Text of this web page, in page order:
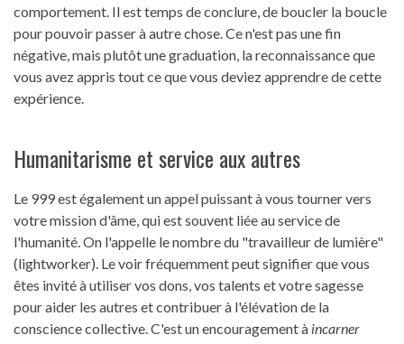
comportement. Il est temps de conclure, de boucler la boucle
pour pouvoir passer à autre chose. Ce n'est pas une fin
négative, mais plutôt une graduation, la reconnaissance que
vous avez appris tout ce que vous deviez apprendre de cette
expérience.
Humanitarisme et service aux autres
Le 999 est également un appel puissant à vous tourner vers
votre mission d'âme, qui est souvent liée au service de
l'humanité. On l'appelle le nombre du "travailleur de lumière"
(lightworker). Le voir fréquemment peut signifier que vous
êtes invité à utiliser vos dons, vos talents et votre sagesse
pour aider les autres et contribuer à l'élévation de la
conscience collective. C'est un encouragement à incarner